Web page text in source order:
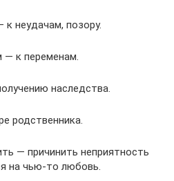
неудачам, позору.
— к переменам.
наследства.
родственника.
— причинить неприятность
на чью-то любовь.